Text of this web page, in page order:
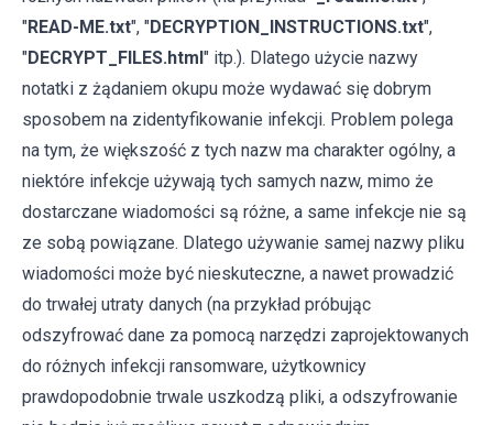
"READ-ME.txt", "DECRYPTION_INSTRUCTIONS.txt",
"DECRYPT_FILES.html" itp.). Dlatego użycie nazwy
notatki z żądaniem okupu może wydawać się dobrym
sposobem na zidentyfikowanie infekcji. Problem polega
na tym, że większość z tych nazw ma charakter ogólny, a
niektóre infekcje używają tych samych nazw, mimo że
dostarczane wiadomości są różne, a same infekcje nie są
ze sobą powiązane. Dlatego używanie samej nazwy pliku
wiadomości może być nieskuteczne, a nawet prowadzić
do trwałej utraty danych (na przykład próbując
odszyfrować dane za pomocą narzędzi zaprojektowanych
do różnych infekcji ransomware, użytkownicy
prawdopodobnie trwale uszkodzą pliki, a odszyfrowanie